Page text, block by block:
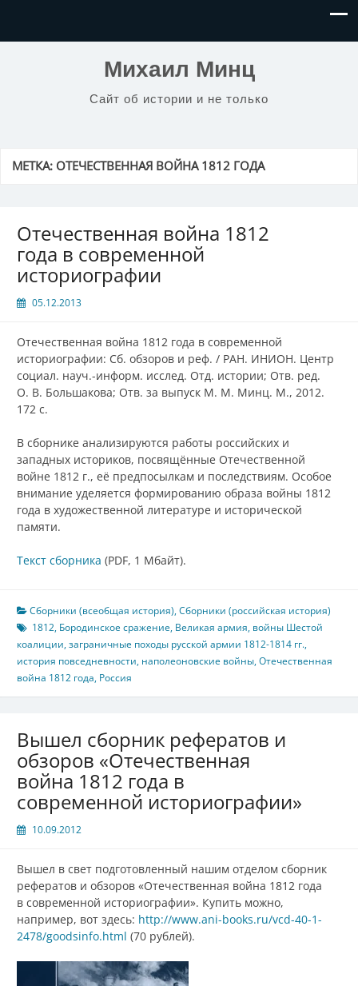
Михаил Минц
Сайт об истории и не только
МЕТКА: ОТЕЧЕСТВЕННАЯ ВОЙНА 1812 ГОДА
Отечественная война 1812
года в современной
историографии
05.12.2013
Отечественная война 1812 года в современной
историографии: Сб. обзоров и реф. / РАН. ИНИОН. Центр
социал. науч.-информ. исслед. Отд. истории; Отв. ред.
О. В. Большакова; Отв. за выпуск М. М. Минц. М., 2012.
172 с.
В сборнике анализируются работы российских и
западных историков, посвящённые Отечественной
войне 1812 г., её предпосылкам и последствиям. Особое
внимание уделяется формированию образа войны 1812
года в художественной литературе и исторической
памяти.
Текст сборника (PDF, 1 Мбайт).
Сборники (всеобщая история),Сборники (российская история)
1812, Бородинское сражение, Великая армия, войны Шестой
коалиции,заграничные походы русской армии 1812-1814 гг.,
история повседневности, наполеоновские войны,Отечественная
война 1812 года, Россия
Вышел сборник рефератов и
обзоров «Отечественная
война 1812 года в
современной историографии»
10.09.2012
Вышел в свет подготовленный нашим отделом сборник
рефератов и обзоров «Отечественная война 1812 года
в современной историографии». Купить можно,
например, вот здесь: http://www.ani-books.ru/vcd-40-1-
2478/goodsinfo.html (70 рублей).